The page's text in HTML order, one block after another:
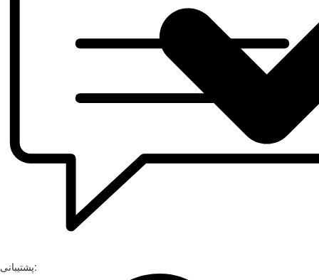
پشتیبانی: